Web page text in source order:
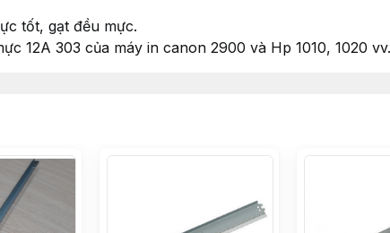
tốt, gạt đều mực.
12A 303 của máy in canon 2900 và Hp 1010, 1020 vv.